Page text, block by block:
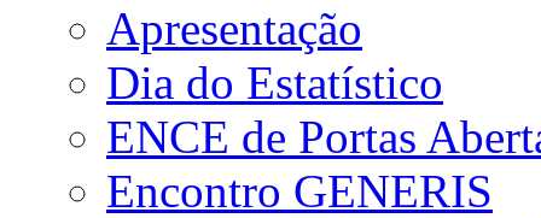
Apresentação
Dia do Estatístico
ENCE de Portas
Encontro GENERIS